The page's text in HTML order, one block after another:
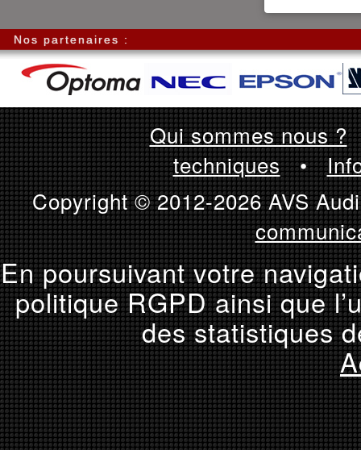
Nos partenaires :
Qui sommes nous ?
techniques•
Copyright © 2012-2026 AVS
En poursuivant votre
politique RGPD ainsi que
des statistiques